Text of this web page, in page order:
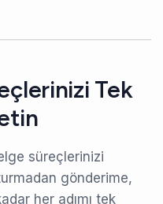
Tek
süreçlerinizi
gönderime,
her adımı tek